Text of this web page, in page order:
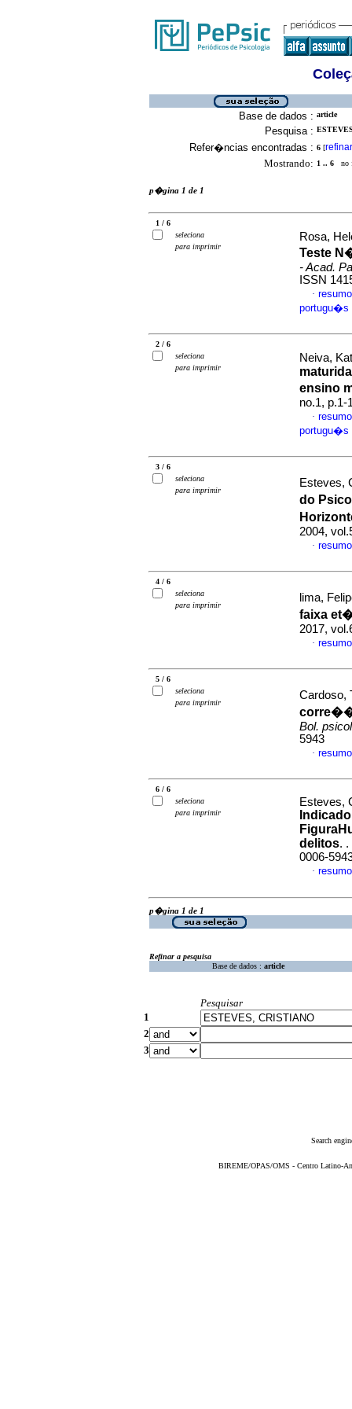
Base de dados : article
Pesquisa :
Refer�ncias encontradas : 6 [refinar
Mostrando: 1 .. 6 no
p�gina 1 de 1
1 / 6
seleciona
para imprimir
Rosa,
Teste
- Acad.
ISSN
·
portugu�s
2 / 6
seleciona
para imprimir
Neiva,
ensino
no.1, p.1-
·
portugu�s
3 / 6
seleciona
para imprimir
Esteves,
do
2004,
·
4 / 6
seleciona
para imprimir
lima,
faixa
2017,
·
5 / 6
seleciona
para imprimir
Bol. psicol
5943
·
6 / 6
seleciona
para imprimir
Esteves,
Figura
delitos. .
0006-
·
p�gina 1 de 1
Refinar a pesquisa
Base de dados : article
Pesquisar
1
2
3
Search
BIREME/OPAS/OMS - Centro Latino-